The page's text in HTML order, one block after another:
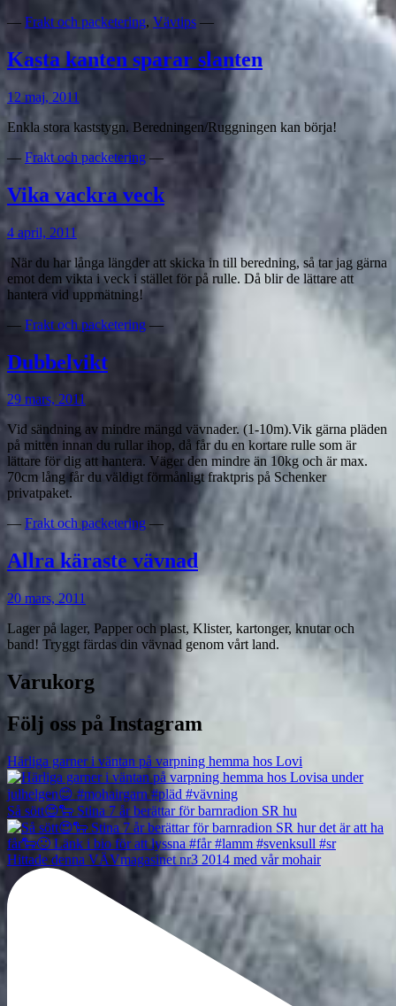
— Frakt och packetering, Vävtips —
Kasta kanten sparar slanten
12 maj, 2011
Enkla stora kaststygn. Beredningen/Ruggningen kan börja!
— Frakt och packetering —
Vika vackra veck
4 april, 2011
När du har långa längder att skicka in till beredning, så tar jag gärna
emot dem vikta i veck i stället för på rulle. Då blir de lättare att
hantera vid uppmätning!
— Frakt och packetering —
Dubbelvikt
29 mars, 2011
Vid sändning av mindre mängd vävnader. (1-10m).Vik gärna pläden
på mitten innan du rullar ihop, då får du en kortare rulle som är
lättare för dig att hantera. Väger den mindre än 10kg och är max.
70cm lång får du väldigt förmånligt fraktpris på Schenker
privatpaket.
— Frakt och packetering —
Allra käraste vävnad
20 mars, 2011
Lager på lager, Papper och plast, Klister, kartonger, knutar och
band! Tryggt färdas din vävnad genom vårt land.
Varukorg
Följ oss på Instagram
Härliga garner i väntan på varpning hemma hos Lovi
Så sött😍🐑 Stina 7 år berättar för barnradion SR hu
Hittade denna VÄVmagasinet nr3 2014 med vår mohair